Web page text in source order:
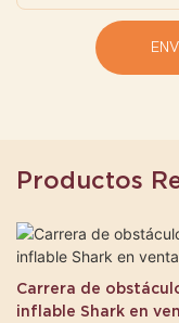
Productos
Carrera de
inflable Shark en